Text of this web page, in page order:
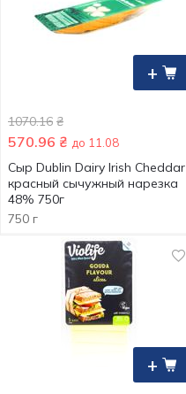
+
1070.16 ₴
570.96 ₴ до 11.08
Сыр Dublin Dairy Irish Cheddar
красный сычужный нарезка
48% 750г
750 г
+